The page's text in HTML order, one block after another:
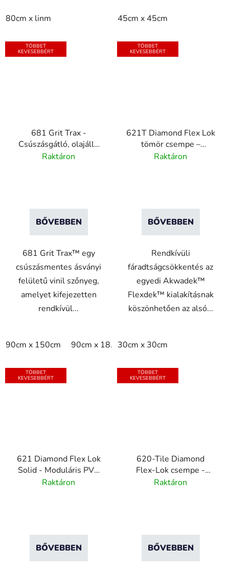
80cm x linm 45cm x 45cm
TÖBBET
KEVESEBBÉRT
681 Grit Trax -
Csúszásgátló, olajálló
vinil szőnyeg
Raktáron
BŐVEBBEN
681 Grit Trax™ egy
csúszásmentes ásványi
felületű vinil szőnyeg,
amelyet kifejezetten
rendkívül...
90cm x 150cm 90cm x 18.3m 90cm x linm
TÖBBET
KEVESEBBÉRT
621T Diamond Flex Lok
tömör csempe –
moduláris PVC lap -
Raktáron
BŐVEBBEN
Rendkívüli
fáradtságcsökkentés az
egyedi Akwadek™
Flexdek™ kialakításnak
köszönhetően az alsó...
30cm x 30cm
TÖBBET
KEVESEBBÉRT
621 Diamond Flex Lok
Solid - Moduláris PVC
platform
Raktáron
BŐVEBBEN
TÖBBET
KEVESEBBÉRT
620-Tile Diamond
Flex-Lok csempe -
Környezet moduláris
Raktáron
BŐVEBBEN